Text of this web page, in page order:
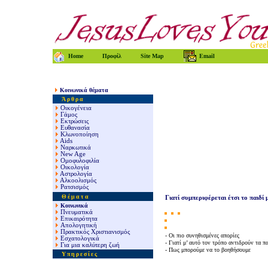
Home Προφίλ Site Map Email
Κοινωνικά θέματα
Άρθρα
Οικογένεια
Γάμος
Εκτρώσεις
Ευθανασία
Κλωνοποίηση
Aids
Ναρκωτικά
New Age
Ομοφυλοφιλία
Οικολογία
Αστρολογία
Αλκοολισμός
Ρατσισμός
Θέματα
Κοινωνικά
Πνευματικά
Επικαιρότητα
Απολογητική
Πρακτικός Χριστιανισμός
Εσχατολογικά
Για μια καλύτερη ζωή
Υπηρεσίες
Γιατί συμπεριφέρεται έτσι το
- Οι πιο συνηθισμένες απορίες
- Γιατί μ’ αυτό τον τρόπο αντιδρούν τα
- Πως μπορούμε να το βοηθήσουμε